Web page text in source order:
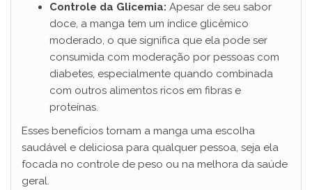
Controle da Glicemia: Apesar de seu sabor
doce, a manga tem um índice glicêmico
moderado, o que significa que ela pode ser
consumida com moderação por pessoas com
diabetes, especialmente quando combinada
com outros alimentos ricos em fibras e
proteínas.
Esses benefícios tornam a manga uma escolha
saudável e deliciosa para qualquer pessoa, seja ela
focada no controle de peso ou na melhora da saúde
geral.